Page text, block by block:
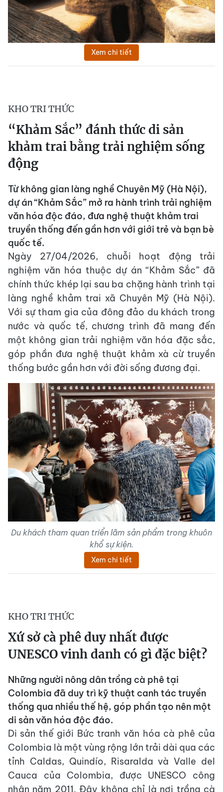
Xem chi tiết
KHO TRI THỨC
“Khảm Sắc” đánh thức di sản
khảm trai bằng trải nghiệm sống
động
Từ không gian làng nghề Chuyên Mỹ (Hà Nội),
dự án “Khảm Sắc” mở ra hành trình trải nghiệm
văn hóa độc đáo, đưa nghệ thuật khảm trai
truyền thống đến gần hơn với giới trẻ và bạn bè
quốc tế.
Ngày 27/04/2026, chuỗi hoạt động trải
nghiệm văn hóa thuộc dự án “Khảm Sắc” đã
chính thức khép lại sau ba chặng hành trình tại
làng nghề khảm trai xã Chuyên Mỹ (Hà Nội).
Với sự tham gia của đông đảo du khách trong
nước và quốc tế, chương trình đã mang đến
một không gian trải nghiệm văn hóa đặc sắc,
góp phần đưa nghệ thuật khảm xà cừ truyền
thống bước gần hơn với đời sống đương đại.
Du khách tham quan triển lãm sản phẩm trong khuôn
khổ sự kiện.
Xem chi tiết
KHO TRI THỨC
Xứ sở cà phê duy nhất được
UNESCO vinh danh có gì đặc biệt?
Những người nông dân trồng cà phê tại
Colombia đã duy trì kỹ thuật canh tác truyền
thống qua nhiều thế hệ, góp phần tạo nên một
di sản văn hóa độc đáo.
Di sản thế giới Bức tranh văn hóa cà phê của
Colombia là một vùng rộng lớn trải dài qua các
tỉnh Caldas, Quindío, Risaralda và Valle del
Cauca của Colombia, được UNESCO công
nhận năm 2011. Đây không chỉ là nơi trồng cà